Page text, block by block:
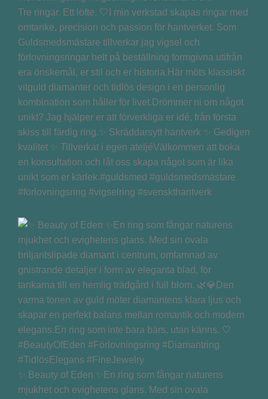
Tre ringar. Ett löfte. 🤍I min verkstad skapas ringar med
omtanke, precision och passion för hantverket. Som
Guldsmedsmästare tillverkar jag vigsel och
förlovningsringar helt på beställning formgivna utifrån
era önskemål, er stil och er historia.Här möts klassiskt
vitguld diamanter och tidlös design i en personlig
kombination som håller för livet.Drömmer ni om något
unikt? Jag hjälper er att förverkliga er idé, från första
skiss till färdig ring.✨ Skräddarsytt hantverk ✨ Gedigen
kvalitet ✨ Tillverkat i egen ateljéVälkommen att boka
en konsultation och låt oss skapa något som är lika
unikt som er kärlek.#guldsmed #guldsmedsmästare
#förlovningsring #vigselring #svenskthantverk
✨ Beauty of Eden ✨En ring som fångar naturens
mjukhet och evighetens glans. Med sin ovala